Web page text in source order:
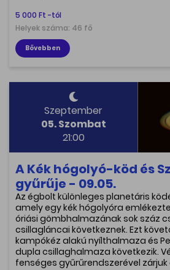
5 000 Ft -tól
Helyek száma: 46 fő
Bővebben
Szeptember
05. Szombat
21:00
A Kék hógolyó-köd és
gyűrűje - 09.05.
Az égbolt különleges planetáris
amely egy kék hógolyóra
óriási gömbhalmazának sok száz
csillagláncai következnek. Ezt
kampókéz alakú nyílthalmaza és
dupla csillaghalmaza következik.
fenséges gyűrűrendszerével